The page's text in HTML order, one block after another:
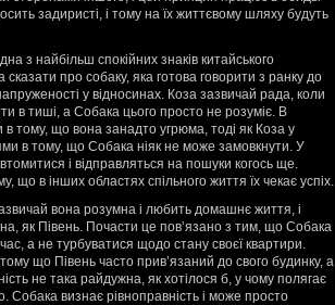
задиристі, і тому на їх життєвому шляху будуть
з найбільш спокійних знаків китайського
про собаку, яка готова говорити з ранку до
у відносинах. Коза зазвичай рада, коли
в тиші, а Собака цього просто не розуміє. В
в тому, що вона занадто угрюма, тоді як Коза у
в тому, що Собака ніяк не може замовкнути. У
і відправляться на пошуки когось ще.
в інших областях спільного життя їх чекає успіх.
вона розумна і любить домашнє життя, і
як Півень. Почасти це пов’язано з тим, що Собака
а не турбуватися щодо стану своєї квартири.
що Півень часто прив’язаний до свого будинку, а
не така райдужна, як хотілося б, у чому полягає
Собака визнає рівноправність і може просто